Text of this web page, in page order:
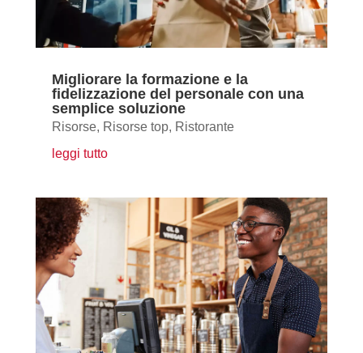
Migliorare la formazione e la
fidelizzazione del personale con una
semplice soluzione
Risorse, Risorse top, Ristorante
leggi tutto